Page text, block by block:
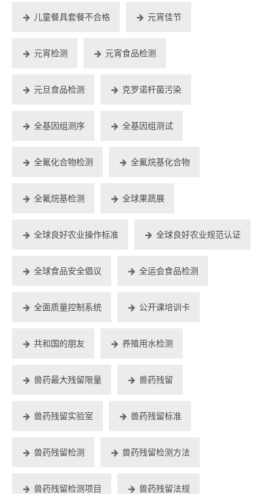
儿童餐具套餐不合格 元宵佳节
元宵检测 元宵食品检测
元旦食品检测 克罗诺杆菌污染
全基因组测序 全基因组测试
全氟化合物检测 全氟烷基化合物
全氟烷基检测 全球果蔬展
全球良好农业操作标准 全球良好农业规范认证
全球食品安全倡议 全运会食品检测
全面质量控制系统 公开课培训卡
共和国的朋友 养殖用水检测
兽药最大残留限量 兽药残留
兽药残留实验室 兽药残留标准
兽药残留检测 兽药残留检测方法
兽药残留检测项目 兽药残留法规